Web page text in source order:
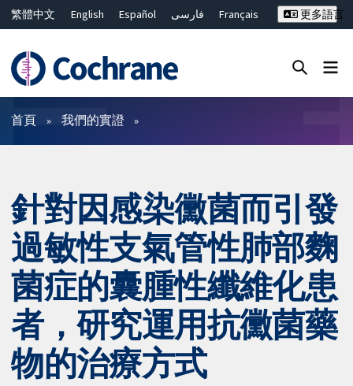
繁體中文 English Español فارسی
Français
ไทย
简体中文
更多語言
篩選條件
首頁 我們的實證
針對因感染黴菌而引發
過敏性支氣管性肺部麴
菌症的囊腫性纖維化患
者，研究運用抗黴菌藥
物的治療方式